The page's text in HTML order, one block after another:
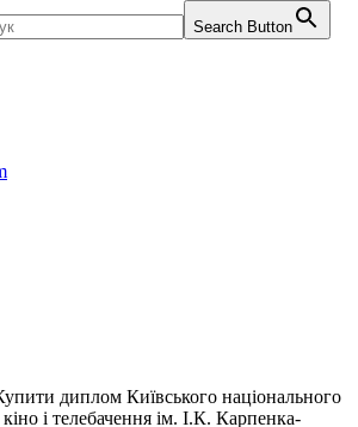
Search Button
диплом Київського національного
кіно і телебачення ім. І.К. Карпенка-